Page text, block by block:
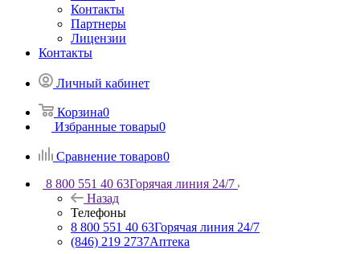
Контакты
Партнеры
Лицензии
Контакты
Личный кабинет
Корзина0
Избранные товары0
Сравнение товаров0
8 800 551 40 63Горячая линия 24/7
Назад
Телефоны
8 800 551 40 63Горячая линия 24/7
(846) 219 2737Аптека